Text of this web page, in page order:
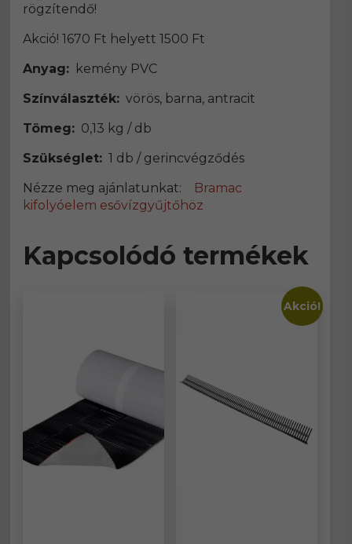
rögzítendő!
Akció! 1670 Ft helyett 1500 Ft
Anyag: kemény PVC
Színválaszték: vörös, barna, antracit
Tömeg: 0,13 kg / db
Szükséglet: 1 db / gerincvégződés
Nézze meg ajánlatunkat: Bramac
kifolyóelem esővízgyűjtőhöz
Kapcsolódó termékek
Akció!